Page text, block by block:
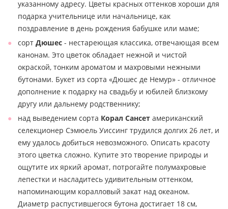
указанному адресу. Цветы красных оттенков хороши для
подарка учительнице или начальнице, как
поздравление в день рождения бабушке или маме;
сорт Дюшес - нестареющая классика, отвечающая всем
канонам. Это цветок обладает нежной и чистой
окраской, тонким ароматом и махровыми нежными
бутонами. Букет из сорта «Дюшес де Немур» - отличное
дополнение к подарку на свадьбу и юбилей близкому
другу или дальнему родственнику;
над выведением сорта Корал Сансет американский
селекционер Сэмюель Уиссинг трудился долгих 26 лет, и
ему удалось добиться невозможного. Описать красоту
этого цветка сложно. Купите это творение природы и
ощутите их яркий аромат, потрогайте полумахровые
лепестки и насладитесь удивительным оттенком,
напоминающим коралловый закат над океаном.
Диаметр распустившегося бутона достигает 18 см,